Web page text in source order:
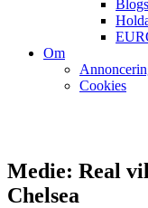
Blogs
Om
Cookies
Medie: Real
Chelsea